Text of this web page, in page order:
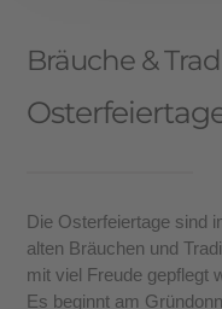
Bräuche &
Die Osterfeiertage sind
alten Bräuchen und
mit viel Freude gepflegt
Es beginnt am